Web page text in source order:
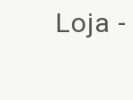
Loja -